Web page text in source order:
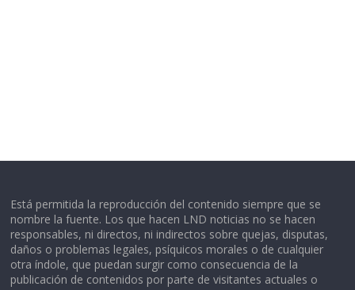
Está permitida la reproducción del contenido siempre que se
nombre la fuente. Los que hacen LND noticias no se hacen
responsables, ni directos, ni indirectos sobre quejas, disputas,
daños o problemas legales, psíquicos morales o de cualquier
otra índole, que puedan surgir como consecuencia de la
publicación de contenidos por parte de visitantes actuales o